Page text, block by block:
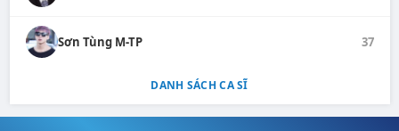
Sơn Tùng M-TP 37
DANH SÁCH CA SĨ